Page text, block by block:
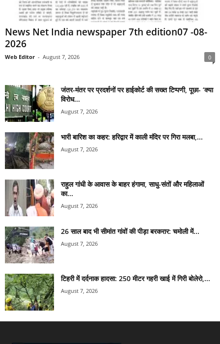
News Net India newspaper 7th edition07 -08-
2026
Web Editor - August 7, 2026 0
जंतर-मंतर पर प्रदर्शनों पर हाईकोर्ट की सख्त टिप्पणी, पूछा- ‘क्या
विरोध...
August 7, 2026
भारी बारिश का कहर: हरिद्वार में काली मंदिर पर गिरा मलबा,...
August 7, 2026
राहुल गांधी के आवास के बाहर हंगामा, साधु-संतों और महिलाओं
का...
August 7, 2026
26 साल बाद भी सीमांत गांवों की पीड़ा बरकरार: चमोली में...
August 7, 2026
टिहरी में दर्दनाक हादसा: 250 मीटर गहरी खाई में गिरी बोलेरो,...
August 7, 2026